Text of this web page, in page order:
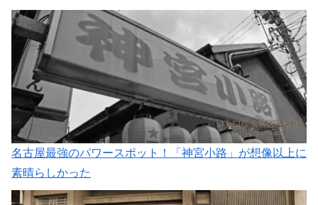
名古屋最強のパワースポット！「神宮小路」が想像以上に
素晴らしかった